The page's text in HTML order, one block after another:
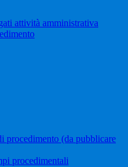
attività amministrativa
procedimento (da pubblicare
procedimentali